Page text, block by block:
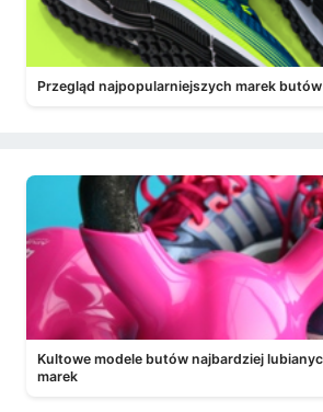
Przegląd najpopularniejszych marek
Kultowe modele butów najbardziej
marek